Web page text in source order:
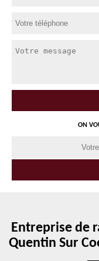
ON
Entreprise de
Quentin Sur